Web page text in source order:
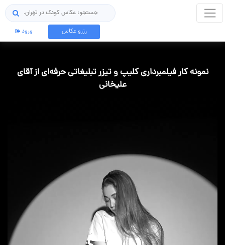
جستجو
رزرو عکاس ورود
نمونه کار فیلمبرداری کلیپ و تیزر تبلیغاتی حرفه‌ای از آقای
علیخانی